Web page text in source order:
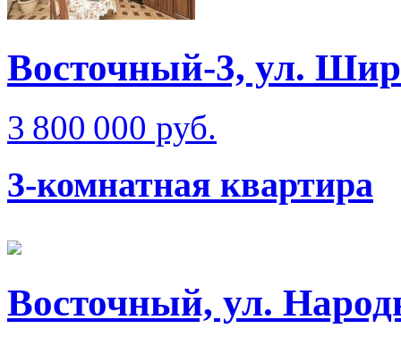
Восточный-3, ул.
3 800 000 руб.
3-комнатная квартира
Восточный, ул.